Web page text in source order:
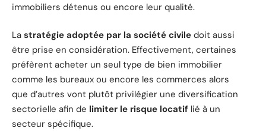
immobiliers détenus ou encore leur qualité.
La stratégie adoptée par la société civile doit aussi
être prise en considération. Effectivement, certaines
préfèrent acheter un seul type de bien immobilier
comme les bureaux ou encore les commerces alors
que d’autres vont plutôt privilégier une diversification
sectorielle afin de limiter le risque locatif lié à un
secteur spécifique.